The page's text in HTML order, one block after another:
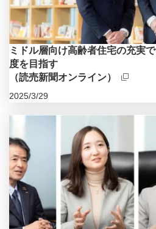
ミドル層向け高齢者住宅の充実
度を目指す
（読売新聞オンライン）
2025/3/29